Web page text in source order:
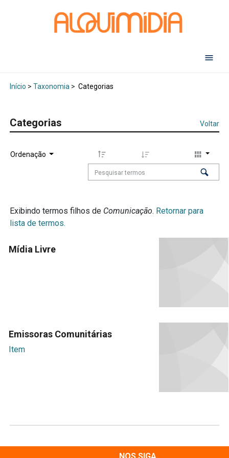
Início > Taxonomia> Categorias
Categorias Voltar
Ordenação
Exibindo termos filhos de Comunicação. Retornar para
lista de termos.
Mídia Livre
Emissoras Comunitárias
Item